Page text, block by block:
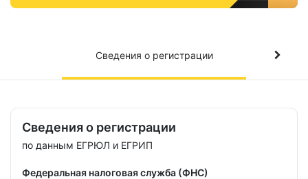
Сведения о регистрации
Сведения о регистрации
по данным ЕГРЮЛ и ЕГРИП
Федеральная налоговая служба (ФНС)